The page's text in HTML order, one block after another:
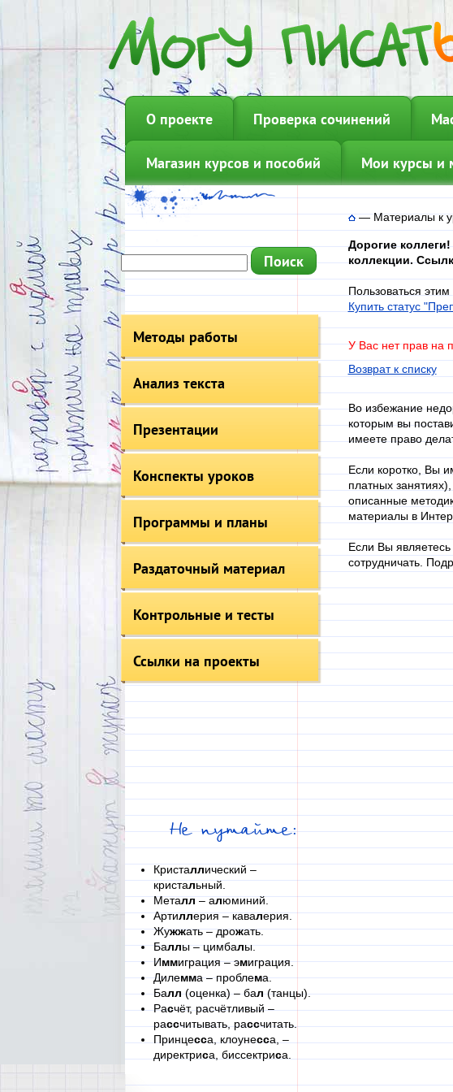
О проекте Проверка сочинений
Магазин курсов и пособий Мои курсы и
Методы работы
Анализ текста
Презентации
Конспекты уроков
Программы и планы
Раздаточный материал
Контрольные и тесты
Ссылки на проекты
Не путайте:
Кристаллический –
кристальный.
Металл– алюминий.
Артиллерия – кавалерия.
Жужжать – дрожать.
Баллы – цимбалы.
Иммиграция – эмиграция.
Дилемма – проблема.
Балл(оценка) – бал(танцы).
Расчёт, расчётливый –
рассчитывать, рассчитать.
Принцесса, клоунесса, –
директриса, биссектриса.
—Материалы к
Дорогие
коллекции.
Пользоваться
Купить статус
У Вас нет прав на
Возврат к списку
Во избежание
которым вы
имеете право
Если коротко, Вы
платных
описанные
материалы в
Если Вы
сотрудничать.